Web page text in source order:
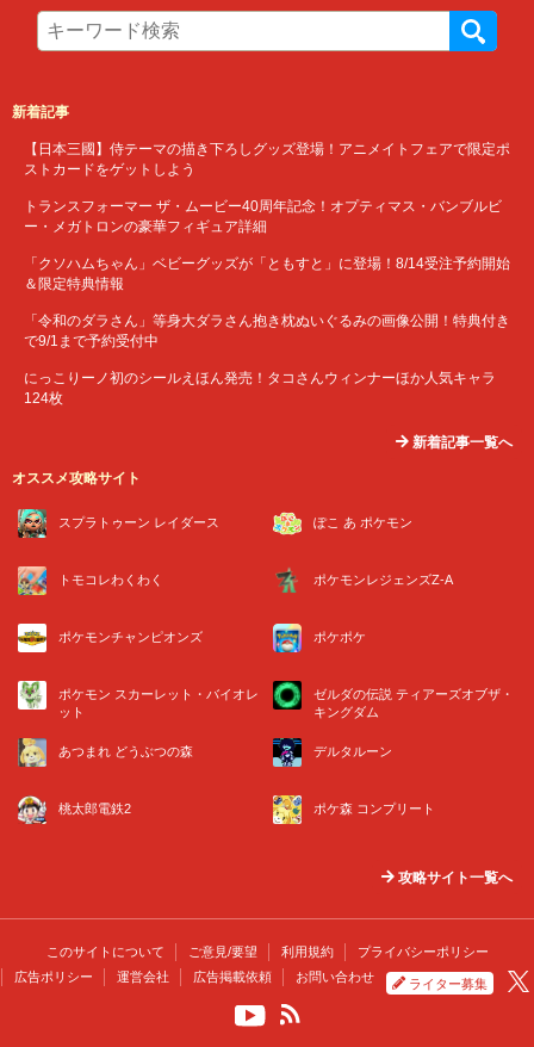
新着記事
【日本三國】侍テーマの描き下ろしグッズ登場！アニメイトフェアで限定ポ
ストカードをゲットしよう
トランスフォーマー ザ・ムービー40周年記念！オプティマス・バンブルビ
ー・メガトロンの豪華フィギュア詳細
「クソハムちゃん」ベビーグッズが「ともすと」に登場！8/14受注予約開始
＆限定特典情報
「令和のダラさん」等身大ダラさん抱き枕ぬいぐるみの画像公開！特典付き
で9/1まで予約受付中
にっこりーノ初のシールえほん発売！タコさんウィンナーほか人気キャラ
124枚
新着記事一覧へ
オススメ攻略サイト
スプラトゥーン レイダース ぽこ あ ポケモン
トモコレわくわく ポケモンレジェンズZ-A
ポケモンチャンピオンズ ポケポケ
ポケモン スカーレット・バイオレ
ット
ゼルダの伝説 ティアーズオブザ・
キングダム
あつまれ どうぶつの森 デルタルーン
桃太郎電鉄2 ポケ森 コンプリート
攻略サイト一覧へ
このサイトについて ご意見/要望 利用規約
プライバシーポリシー
広告ポリシー
運営会社 広告掲載依頼 お問い合わせ ライター募集